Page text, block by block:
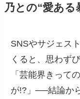
乃との“愛ある
SNSやサジェス
くると、思わず
「芸能界きって
が!?」──結論か